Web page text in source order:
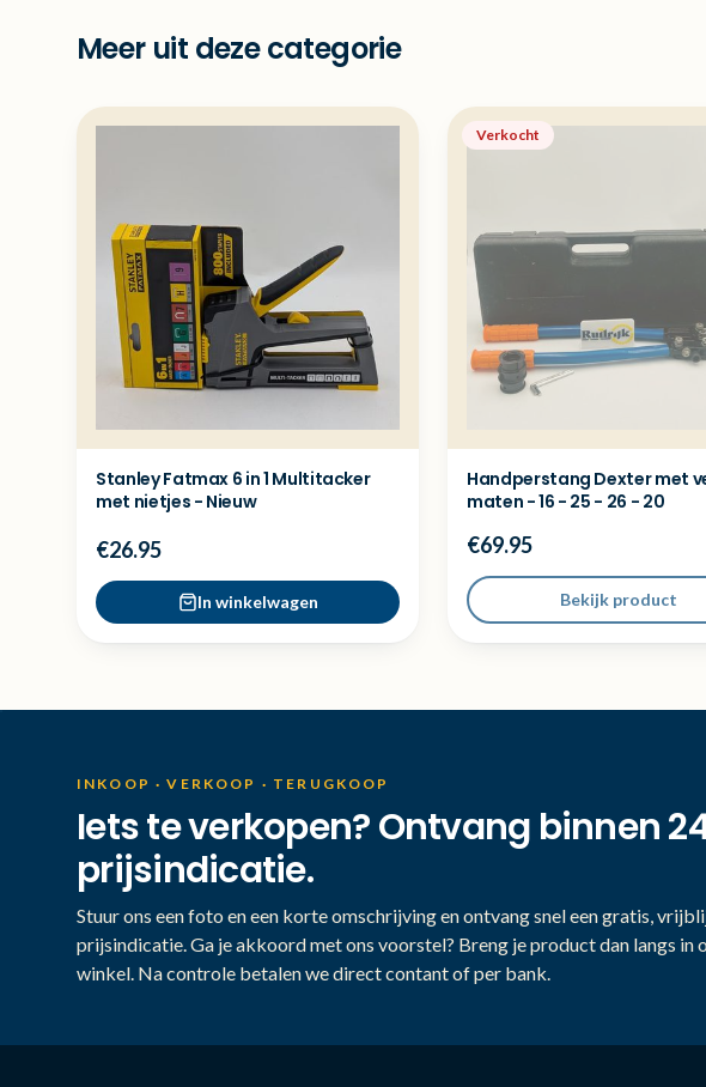
Meer uit deze categorie
Stanley Fatmax 6 in 1 Multitacker
met nietjes - Nieuw
€26.95
In winkelwagen
Verkocht
Handperstang Dexter met
maten - 16 - 25 - 26 - 20
€69.95
Bekijk product
INKOOP · VERKOOP · TERUGKOOP
Iets te verkopen? Ontvang binnen
prijsindicatie.
Stuur ons een foto en een korte omschrijving en ontvang snel een gratis,
prijsindicatie. Ga je akkoord met ons voorstel? Breng je product dan langs in
winkel. Na controle betalen we direct contant of per bank.